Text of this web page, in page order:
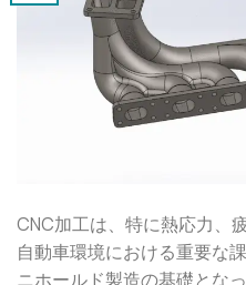
CNC加工は、特に熱応力、
自動車環境における重要な
ニホールド製造の基礎とな